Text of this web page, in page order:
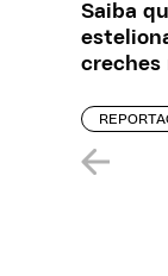
Saiba
creches